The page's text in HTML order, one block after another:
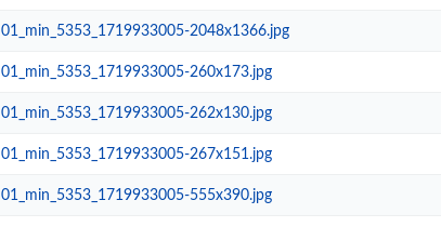
01_min_5353_1719933005-2048x1366.jpg
01_min_5353_1719933005-260x173.jpg
01_min_5353_1719933005-262x130.jpg
01_min_5353_1719933005-267x151.jpg
01_min_5353_1719933005-555x390.jpg